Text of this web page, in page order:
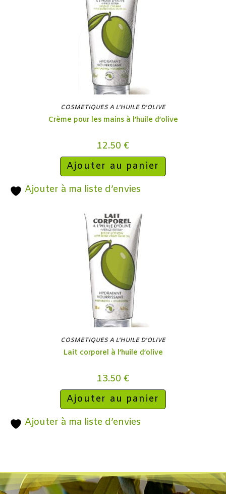
COSMETIQUES A L'HUILE D'OLIVE
Crème pour les mains à l’huile d’olive
12.50 €
Ajouter au panier
Ajouter à ma liste d’envies
COSMETIQUES A L'HUILE D'OLIVE
Lait corporel à l’huile d’olive
13.50 €
Ajouter au panier
Ajouter à ma liste d’envies